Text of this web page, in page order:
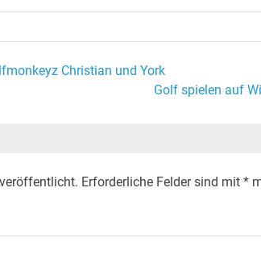
Christian und York
Golf spielen auf
Erforderliche Felder sind mit *